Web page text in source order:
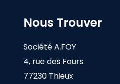
Nous Trouver
Société A.FOY
4, rue des Fours
77230 Thieux